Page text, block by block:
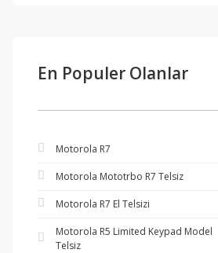
En Populer Olanlar
Motorola R7
Motorola Mototrbo R7 Telsiz
Motorola R7 El Telsizi
Motorola R5 Limited Keypad Model
Telsiz